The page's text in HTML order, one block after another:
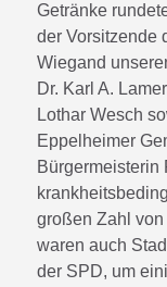
Getränke
der Vorsitzende
Wiegand
Dr. Karl A.
Lothar Wesch
Eppelheimer
Bürgermeisterin
großen Zahl
waren auch
der SPD, um